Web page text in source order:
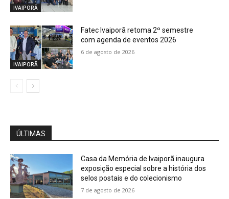
IVAIPORÃ
IVAIPORÃ
Fatec Ivaiporã retoma 2º semestre
com agenda de eventos 2026
6 de agosto de 2026
ÚLTIMAS
Casa da Memória de Ivaiporã inaugura
exposição especial sobre a história dos
selos postais e do colecionismo
7 de agosto de 2026